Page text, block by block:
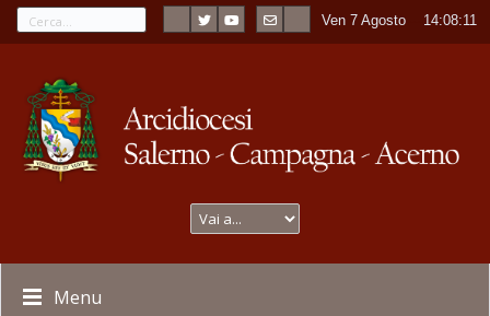
Ven 7 Agosto 14:08:11
Menu